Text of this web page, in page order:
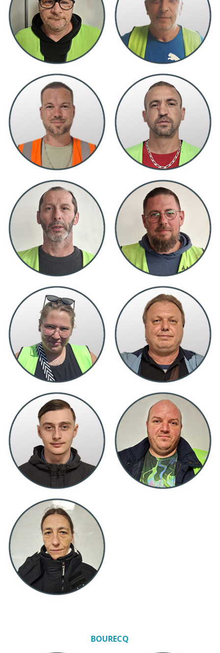
BOURECQ